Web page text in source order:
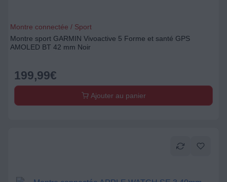
Montre connectée / Sport
Montre sport GARMIN Vivoactive 5 Forme et santé GPS
AMOLED BT 42 mm Noir
199,99€
Ajouter au panier